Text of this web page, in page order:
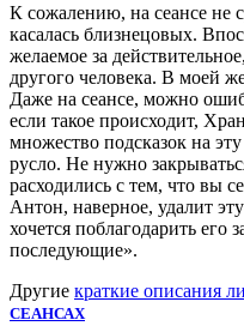
К сожалению, на сеансе не
касалась близнецовых.
желаемое за
другого человека. В моей
Даже на сеансе, можно
если такое происходит,
множество подсказок на
русло. Не нужно
расходились с тем, что вы
Антон, наверное, удалит
хочется поблагодарить его
последующие».
Другие краткие описания
СЕАНСАХ